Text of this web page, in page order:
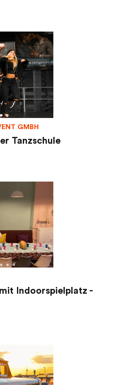
GMBH
Tanzschule
Indoorspielplatz -